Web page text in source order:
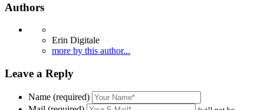
Authors
Erin Digitale
more by this author...
Leave a Reply
Name (required)